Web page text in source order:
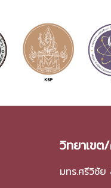
วิทยาเข
มทร.ศรีวิชัย